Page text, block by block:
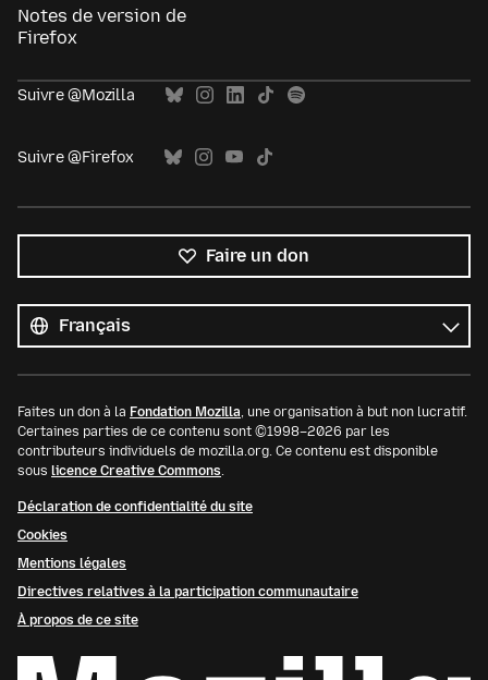
Notes de version de
Firefox
Suivre @Mozilla
Suivre @Firefox
Faire un don
les
langues
Langue
Faites un don à la Fondation Mozilla, une organisation à but non lucratif.
Certaines parties de ce contenu sont ©1998–2026 par les
contributeurs individuels de mozilla.org. Ce contenu est disponible
sous licence Creative Commons.
Déclaration de confidentialité du site
Cookies
Mentions légales
Directives relatives à la participation communautaire
À propos de ce site